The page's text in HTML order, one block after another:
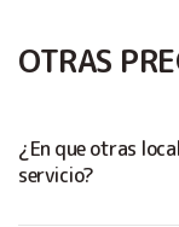
OTRAS
¿En que otras
servicio?